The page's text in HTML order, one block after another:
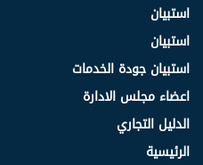
استبيان
استبيان
استبيان جودة الخدمات
اعضاء مجلس الادارة
الدليل التجاري
الرئيسية